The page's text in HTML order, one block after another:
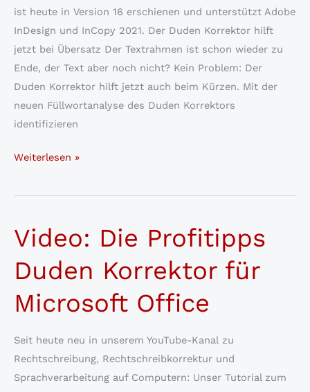
ist heute in Version 16 erschienen und unterstützt Adobe
InDesign und InCopy 2021. Der Duden Korrektor hilft
jetzt bei Übersatz Der Textrahmen ist schon wieder zu
Ende, der Text aber noch nicht? Kein Problem: Der
Duden Korrektor hilft jetzt auch beim Kürzen. Mit der
neuen Füllwortanalyse des Duden Korrektors
identifizieren
Rechtschreibung,
und
bei
Übersatz:
Duden
CC
für
Adobe
InDesign
Weiterlesen »
Video: Die Profitipps
Duden Korrektor für
Microsoft Office
Seit heute neu in unserem YouTube-Kanal zu
Rechtschreibung, Rechtschreibkorrektur und
Sprachverarbeitung auf Computern: Unser Tutorial zum